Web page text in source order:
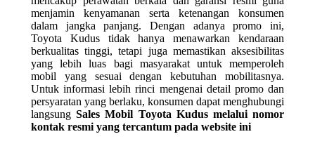
menjamin kenyamanan serta ketenangan konsumen
dalam jangka panjang. Dengan adanya promo ini,
Toyota Kudus tidak hanya menawarkan kendaraan
berkualitas tinggi, tetapi juga memastikan aksesibilitas
yang lebih luas bagi masyarakat untuk memperoleh
mobil yang sesuai dengan kebutuhan mobilitasnya.
Untuk informasi lebih rinci mengenai detail promo dan
persyaratan yang berlaku, konsumen dapat menghubungi
langsungSales Mobil Toyota Kudus melalui nomor
kontak resmi yang tercantum pada website ini